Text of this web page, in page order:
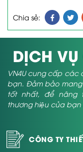
Chia sẻ:
DỊCH
VN4U cung cấp các
bạn. Đảm bảo
tốt nhất, để nâng
thương hiệu của bạn
CÔNG TY